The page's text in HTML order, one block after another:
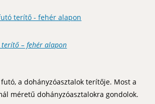
– fehér alapon
futó, a dohányzóasztalok terítője. Most a
méretű dohányzóasztalokra gondolok.